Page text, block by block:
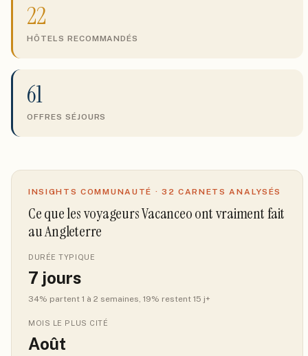
22
HÔTELS RECOMMANDÉS
61
OFFRES SÉJOURS
INSIGHTS COMMUNAUTÉ · 32 CARNETS ANALYSÉS
Ce que les voyageurs Vacanceo ont vraiment fait
au Angleterre
DURÉE TYPIQUE
7 jours
34% partent 1 à 2 semaines, 19% restent 15 j+
MOIS LE PLUS CITÉ
Août